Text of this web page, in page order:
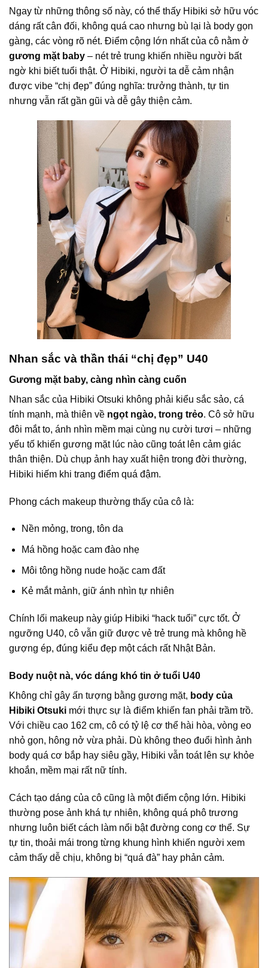
Ngay từ những thông số này, có thể thấy Hibiki sở hữu vóc
dáng rất cân đối, không quá cao nhưng bù lại là body gọn
gàng, các vòng rõ nét. Điểm cộng lớn nhất của cô nằm ở
gương mặt baby – nét trẻ trung khiến nhiều người bất
ngờ khi biết tuổi thật. Ở Hibiki, người ta dễ cảm nhận
được vibe “chị đẹp” đúng nghĩa: trưởng thành, tự tin
nhưng vẫn rất gần gũi và dễ gây thiện cảm.
Nhan sắc và thần thái “chị đẹp” U40
Gương mặt baby, càng nhìn càng cuốn
Nhan sắc của Hibiki Otsuki không phải kiểu sắc sảo, cá
tính mạnh, mà thiên về ngọt ngào, trong trẻo. Cô sở hữu
đôi mắt to, ánh nhìn mềm mại cùng nụ cười tươi – những
yếu tố khiến gương mặt lúc nào cũng toát lên cảm giác
thân thiện. Dù chụp ảnh hay xuất hiện trong đời thường,
Hibiki hiếm khi trang điểm quá đậm.
Phong cách makeup thường thấy của cô là:
Nền mỏng, trong, tôn da
Má hồng hoặc cam đào nhẹ
Môi tông hồng nude hoặc cam đất
Kẻ mắt mảnh, giữ ánh nhìn tự nhiên
Chính lối makeup này giúp Hibiki “hack tuổi” cực tốt. Ở
ngưỡng U40, cô vẫn giữ được vẻ trẻ trung mà không hề
gượng ép, đúng kiểu đẹp một cách rất Nhật Bản.
Body nuột nà, vóc dáng khó tin ở tuổi U40
Không chỉ gây ấn tượng bằng gương mặt, body của
Hibiki Otsuki mới thực sự là điểm khiến fan phải trầm trồ.
Với chiều cao 162 cm, cô có tỷ lệ cơ thể hài hòa, vòng eo
nhỏ gọn, hông nở vừa phải. Dù không theo đuổi hình ảnh
body quá cơ bắp hay siêu gầy, Hibiki vẫn toát lên sự khỏe
khoắn, mềm mại rất nữ tính.
Cách tạo dáng của cô cũng là một điểm cộng lớn. Hibiki
thường pose ảnh khá tự nhiên, không quá phô trương
nhưng luôn biết cách làm nổi bật đường cong cơ thể. Sự
tự tin, thoải mái trong từng khung hình khiến người xem
cảm thấy dễ chịu, không bị “quá đà” hay phản cảm.